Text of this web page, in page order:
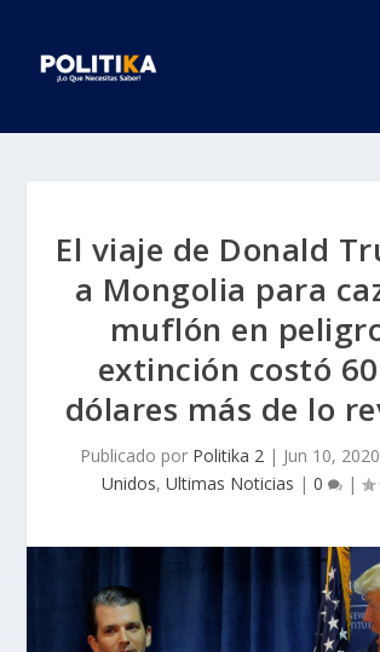
El viaje de Donald
a Mongolia para
muflón en
extinción costó
dólares más de lo
Publicado por Politika 2 | Jun 10, 2020
Unidos, Ultimas Noticias | 0 |